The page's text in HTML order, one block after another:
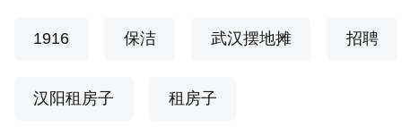
1916 保洁 武汉摆地摊 招聘
汉阳租房子 租房子